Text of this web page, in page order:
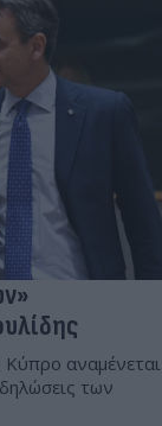
αναμένεται
των